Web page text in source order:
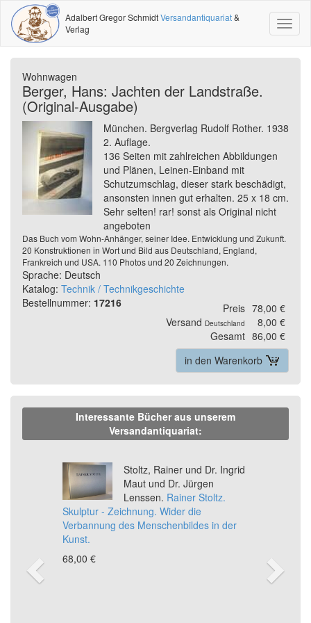
Adalbert Gregor SchmidtVersandantiquariat&
Verlag
Wohnwagen
Berger, Hans: Jachten der Landstraße.
(Original-Ausgabe)
München. Bergverlag Rudolf Rother. 1938
2. Auflage.
136 Seiten mit zahlreichen Abbildungen
und Plänen, Leinen-Einband mit
Schutzumschlag, dieser stark beschädigt,
ansonsten innen gut erhalten. 25 x 18 cm.
Sehr selten! rar! sonst als Original nicht
angeboten
Das Buch vom Wohn-Anhänger, seiner Idee. Entwicklung und Zukunft.
20 Konstruktionen in Wort und Bild aus Deutschland, England,
Frankreich und USA. 110 Photos und 20 Zeichnungen.
Sprache: Deutsch
Katalog: Technik / Technikgeschichte
Bestellnummer: 17216 Preis 78,00 €
Versand Deutschland
8,00 €
Gesamt 86,00 €
in den Warenkorb
Interessante Bücher aus unserem
Versandantiquariat:
Stoltz, Rainer und Dr. Ingrid
Maut und Dr. Jürgen
Lenssen. Rainer Stoltz.
Skulptur - Zeichnung. Wider die
Verbannung des Menschenbildes in der
Kunst.
68,00 €
Previous